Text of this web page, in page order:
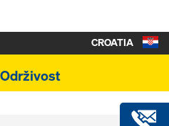
Održivost
CROATIA